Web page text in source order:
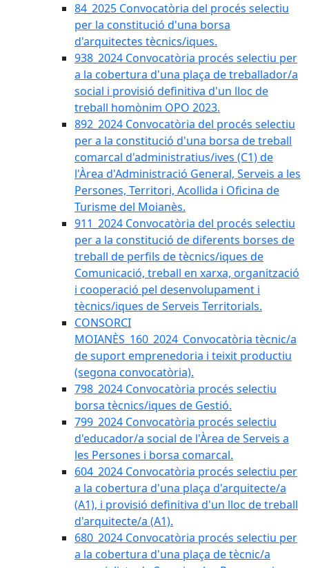
84_2025 Convocatòria del procés selectiu
per la constitució d'una borsa
d'arquitectes tècnics/iques.
938_2024 Convocatòria procés selectiu per
a la cobertura d'una plaça de treballador/a
social i provisió definitiva d'un lloc de
treball homònim OPO 2023.
892_2024 Convocatòria del procés selectiu
per a la constitució d'una borsa de treball
comarcal d'administratius/ives (C1) de
l'Àrea d'Administració General, Serveis a les
Persones, Territori, Acollida i Oficina de
Turisme del Moianès.
911_2024 Convocatòria del procés selectiu
per a la constitució de diferents borses de
treball de perfils de tècnics/iques de
Comunicació, treball en xarxa, organització
i cooperació pel desenvolupament i
tècnics/iques de Serveis Territorials.
CONSORCI
MOIANÈS_160_2024_Convocatòria tècnic/a
de suport emprenedoria i teixit productiu
(segona convocatòria).
798_2024 Convocatòria procés selectiu
borsa tècnics/iques de Gestió.
799_2024 Convocatòria procés selectiu
d'educador/a social de l'Àrea de Serveis a
les Persones i borsa comarcal.
604_2024 Convocatòria procés selectiu per
a la cobertura d'una plaça d'arquitecte/a
(A1), i provisió definitiva d'un lloc de treball
d'arquitecte/a (A1).
680_2024 Convocatòria procés selectiu per
a la cobertura d'una plaça de tècnic/a